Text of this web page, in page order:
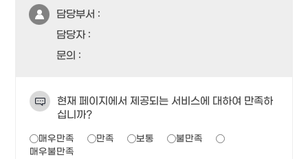
담당부서 :
담당자 :
문의 :
현재 페이지에서 제공되는 서비스에 대하여 만족하
십니까?
매우만족 만족 보통
불만족
매우불만족